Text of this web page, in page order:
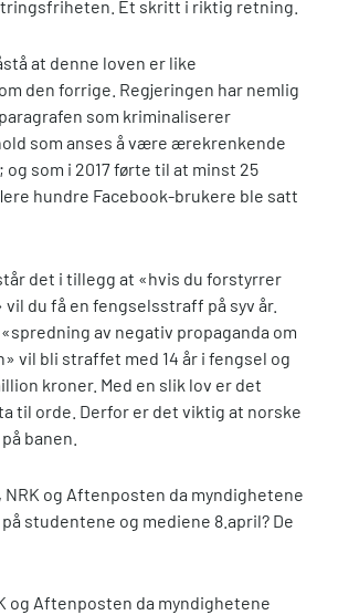
Et skritt i riktig retning.
at denne loven er like
den forrige. Regjeringen har nemlig
som kriminaliserer
som anses å være ærekrenkende
som i 2017 førte til at minst 25
hundre Facebook-brukere ble satt
det i tillegg at «hvis du forstyrrer
du få en fengselsstraff på syv år.
av negativ propaganda om
vil bli straffet med 14 år i fengsel og
kroner. Med en slik lov er det
til orde. Derfor er det viktig at norske
banen.
NRK og Aftenposten da myndighetene
studentene og mediene 8.april? De
og Aftenposten da myndighetene